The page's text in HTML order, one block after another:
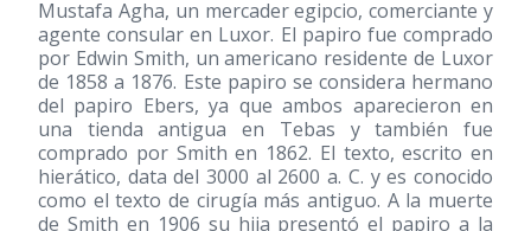
Mustafa Agha, un mercader egipcio, comerciante y
agente consular en Luxor. El papiro fue comprado
por Edwin Smith, un americano residente de Luxor
de 1858 a 1876. Este papiro se considera hermano
del papiro Ebers, ya que ambos aparecieron en
una tienda antigua en Tebas y también fue
comprado por Smith en 1862. El texto, escrito en
hierático, data del 3000 al 2600 a. C. y es conocido
como el texto de cirugía más antiguo. A la muerte
de Smith en 1906 su hija presentó el papiro a la